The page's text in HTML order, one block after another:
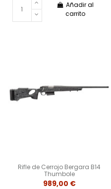
Añadir al
carrito
Rifle de Cerrojo Bergara B14
Thumbole
989,00 €